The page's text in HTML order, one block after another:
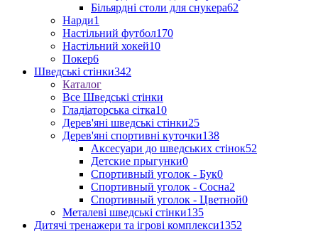
Більярдні столи для снукера62
Нарди1
Настільний футбол170
Настільний хокей10
Покер6
Шведські стінки342
Каталог
Все Шведські стінки
Гладіаторська сітка10
Дерев'яні шведські стінки25
Дерев'яні спортивні куточки138
Аксесуари до шведських стінок52
Детские прыгунки0
Спортивный уголок - Бук0
Спортивный уголок - Сосна2
Спортивный уголок - Цветной0
Металеві шведські стінки135
Дитячі тренажери та ігрові комплекси1352